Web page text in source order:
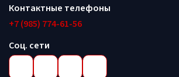
Контактные телефоны
+7 (985) 774-61-56
Соц. сети